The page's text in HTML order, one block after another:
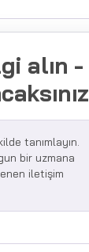
alın -
tanımlayın.
bir uzmana
iletişim